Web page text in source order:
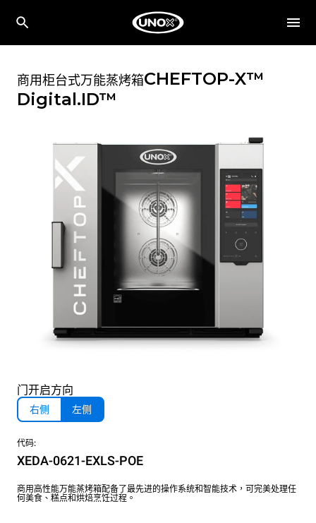
商用柜台式万能蒸烤箱CHEFTOP-X™
Digital.ID™
门开启方向
右侧 左侧
代码:
XEDA-0621-EXLS-POE
商用高性能万能蒸烤箱配备了最先进的操作系统和智能技术，可完美处理任
何美食、糕点和烘焙烹饪过程。